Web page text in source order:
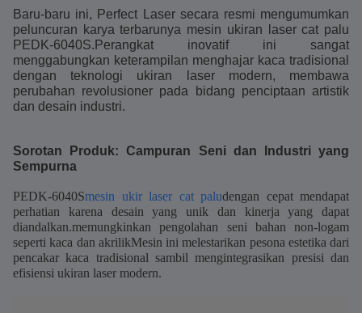
Baru-baru ini, Perfect Laser secara resmi mengumumkan
peluncuran karya terbarunya mesin ukiran laser cat palu
PEDK-6040S.Perangkat inovatif ini sangat
menggabungkan keterampilan menghajar kaca tradisional
dengan teknologi ukiran laser modern, membawa
perubahan revolusioner pada bidang penciptaan artistik
dan desain industri.
Sorotan Produk: Campuran Seni dan Industri yang
Sempurna
PEDK-6040Smesin ukir laser cat paludengan cepat mendapat
perhatian karena desain yang unik dan kinerja yang dapat
diandalkan.memungkinkan pengolahan seni bahan non-logam
seperti kaca dan akrilikMesin ini melestarikan pesona estetika dari
pencakar kaca tradisional sambil mengintegrasikan presisi dan
efisiensi ukiran laser modern.